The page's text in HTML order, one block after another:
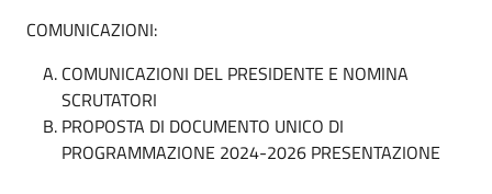
COMUNICAZIONI:
COMUNICAZIONI DEL PRESIDENTE E NOMINA
SCRUTATORI
PROPOSTA DI DOCUMENTO UNICO DI
PROGRAMMAZIONE 2024-2026 PRESENTAZIONE